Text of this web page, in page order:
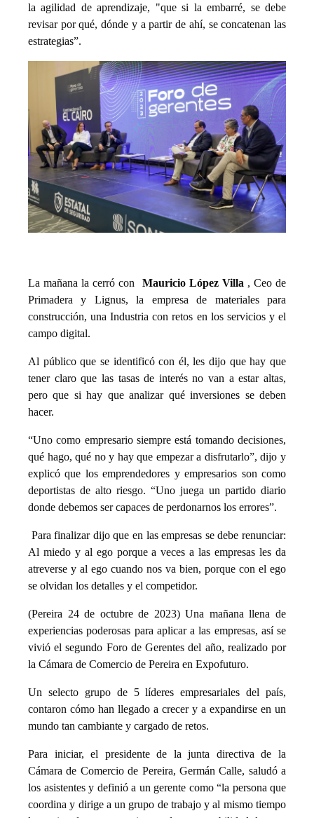
la agilidad de aprendizaje, "que si la embarré, se debe
revisar por qué, dónde y a partir de ahí, se concatenan las
estrategias”.
La mañana la cerró con Mauricio López Villa , Ceo de
Primadera y Lignus, la empresa de materiales para
construcción, una Industria con retos en los servicios y el
campo digital.
Al público que se identificó con él, les dijo que hay que
tener claro que las tasas de interés no van a estar altas,
pero que si hay que analizar qué inversiones se deben
hacer.
“Uno como empresario siempre está tomando decisiones,
qué hago, qué no y hay que empezar a disfrutarlo”, dijo y
explicó que los emprendedores y empresarios son como
deportistas de alto riesgo. “Uno juega un partido diario
donde debemos ser capaces de perdonarnos los errores”.
Para finalizar dijo que en las empresas se debe renunciar:
Al miedo y al ego porque a veces a las empresas les da
atreverse y al ego cuando nos va bien, porque con el ego
se olvidan los detalles y el competidor.
(Pereira 24 de octubre de 2023) Una mañana llena de
experiencias poderosas para aplicar a las empresas, así se
vivió el segundo Foro de Gerentes del año, realizado por
la Cámara de Comercio de Pereira en Expofuturo.
Un selecto grupo de 5 líderes empresariales del país,
contaron cómo han llegado a crecer y a expandirse en un
mundo tan cambiante y cargado de retos.
Para iniciar, el presidente de la junta directiva de la
Cámara de Comercio de Pereira, Germán Calle, saludó a
los asistentes y definió a un gerente como “la persona que
coordina y dirige a un grupo de trabajo y al mismo tiempo